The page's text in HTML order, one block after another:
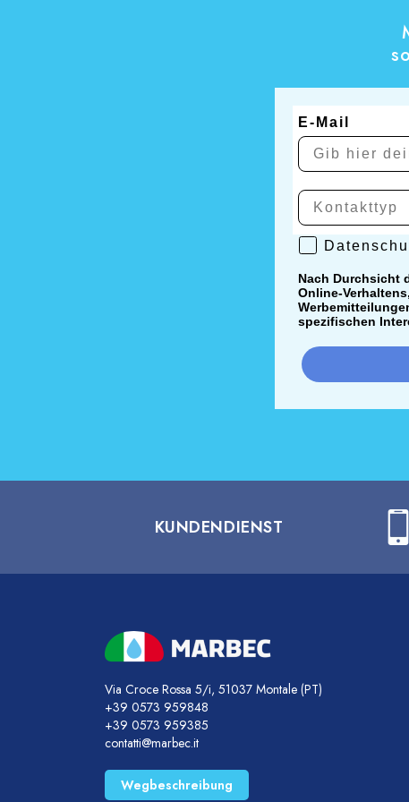
Universeller Reinigungsmittel mit
Reinigung von Wachs- und Nichtwachsböden;
E-Mail
Nach Durchsicht
Online-
spezifischen
KUNDENDIENST
Via Croce Rossa 5/i, 51037 Montale (PT)
+39 0573 959848
+39 0573 959385
contatti@marbec.it
Wegbeschreibung